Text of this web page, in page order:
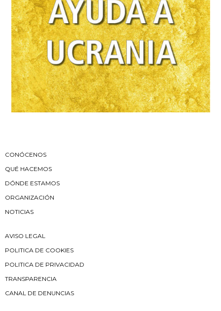
CONÓCENOS
QUÉ HACEMOS
DÓNDE ESTAMOS
ORGANIZACIÓN
NOTICIAS
AVISO LEGAL
POLITICA DE COOKIES
POLITICA DE PRIVACIDAD
TRANSPARENCIA
CANAL DE DENUNCIAS